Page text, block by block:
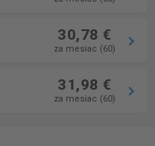
30,78 €
za mesiac (60)
31,98 €
za mesiac (60)